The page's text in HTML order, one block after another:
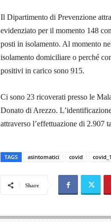
Il Dipartimento di Prevenzione
evidenziato per il momento 148
posti in isolamento. Al momento
isolamento domiciliare o perché
positivi in carico sono 915.
Ci sono 23 ricoverati presso le
Donato di Arezzo.
attraverso l’effettuazione di 2.907
TAGS asintomatici covid
Share